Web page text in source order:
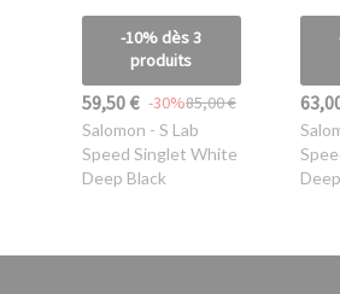
-10% dès 3
produits
59,50 € 85,00 €
-30%
Salomon - S Lab
Speed Singlet White
Deep Black